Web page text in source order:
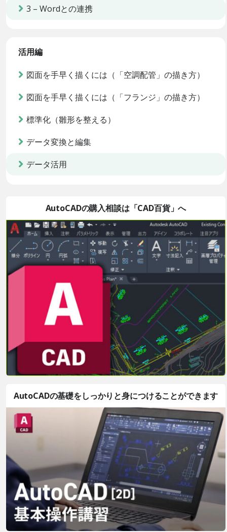
3 – Wordとの連携
活用編
図面を手早く描くには（「空調配管」の描き方）
図面を手早く描くには（「フランジ」の描き方）
標準化（雛形を整える）
データ変換と編集
データ活用
AutoCADの購入相談は「CAD百貨」へ
AutoCADの基礎をしっかりと身につけることができます